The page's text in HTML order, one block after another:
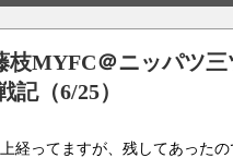
枝MYFC＠ニッパツ三
（6/25）
経ってますが、残してあったの